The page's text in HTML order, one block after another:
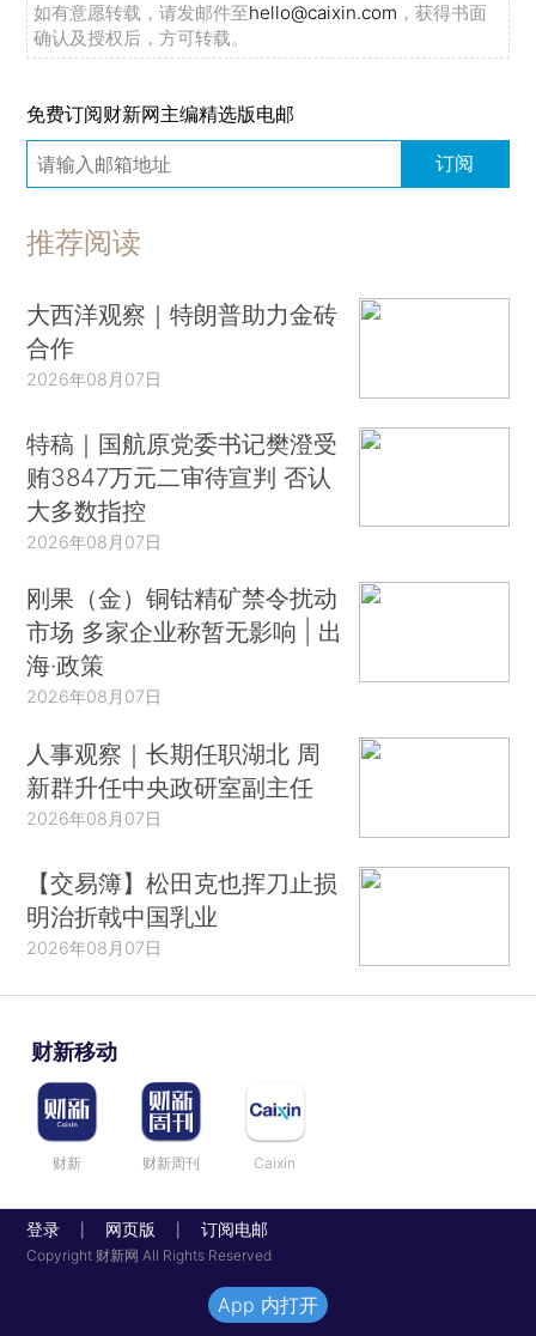
如有意愿转载，请发邮件至hello@caixin.com ，获得书面
确认及授权后，方可转载。
免费订阅财新网主编精选版电邮
订阅
推荐阅读
大西洋观察｜特朗普助力金砖
合作
2026年08月07日
特稿｜国航原党委书记樊澄受
贿3847万元二审待宣判 否认
大多数指控
2026年08月07日
刚果（金）铜钴精矿禁令扰动
市场 多家企业称暂无影响 | 出
海·政策
2026年08月07日
人事观察｜长期任职湖北 周
新群升任中央政研室副主任
2026年08月07日
【交易簿】松田克也挥刀止损
明治折戟中国乳业
2026年08月07日
财新移动
财新 财新周刊 Caixin
登录 网页版 订阅电邮
Copyright 财新网 All Rights Reserved
App 内打开